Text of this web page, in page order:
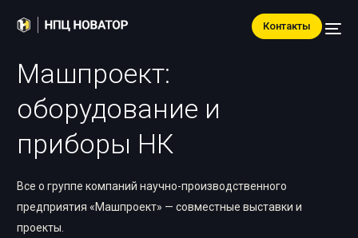
Контакты
Машпроект:
оборудование и
приборы НК
Все о группе компаний научно-производственного
предприятия «Машпроект» — совместные выставки и
проекты.